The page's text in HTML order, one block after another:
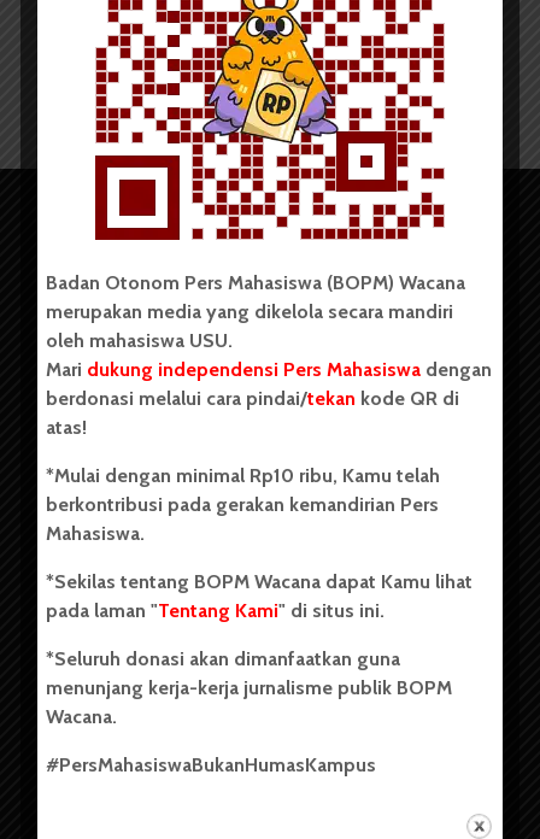
Redaksi 26 April 2017 1 menit waktu baca
Copyright © 2023. All rights reserved BOPM WACANA.
Badan Otonom Pers Mahasiswa (BOPM) Wacana merupakan
pers mahasiswa yang berdiri di luar kampus dan dikelola
(USU). Sebelumnya BOPM Wacana merupakan salah satu
Unit Kegiatan Mahasiswa (UKM) di Universitas Sumatera
berdiri pada 1 Juli 1995.
Tentang Kami
Badan Otonom Pers Mahasiswa (BOPM) Wacana
merupakan media yang dikelola secara mandiri
oleh mahasiswa USU.
Mari dukung independensi Pers Mahasiswa dengan
berdonasi melalui cara pindai/tekan kode QR di
atas!
*Mulai dengan minimal Rp10 ribu, Kamu telah
berkontribusi pada gerakan kemandirian Pers
Mahasiswa.
*Sekilas tentang BOPM Wacana dapat Kamu lihat
pada laman "Tentang Kami" di situs ini.
*Seluruh donasi akan dimanfaatkan guna
menunjang kerja-kerja jurnalisme publik BOPM
Wacana.
#PersMahasiswaBukanHumasKampus